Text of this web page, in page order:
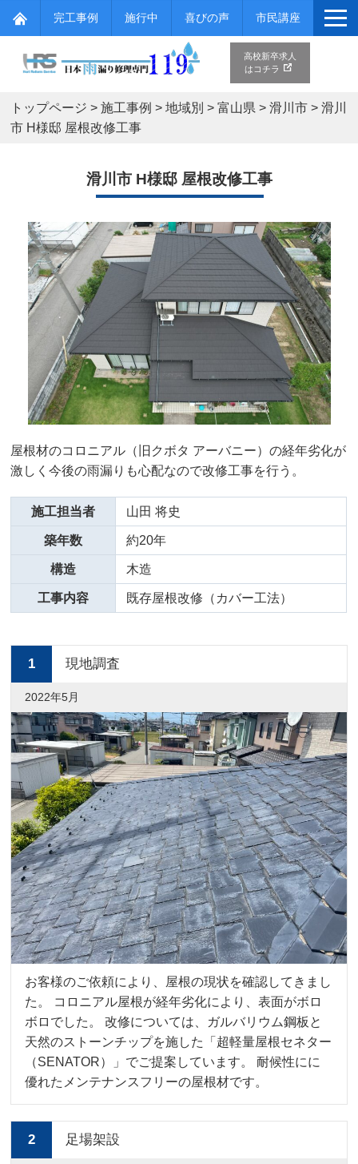
完工事例 施行中 喜びの声 市民講座
高校新卒求人
はコチラ
トップページ >施工事例 >地域別 >富山県 >滑川市 >滑川
市 H様邸 屋根改修工事
滑川市 H様邸 屋根改修工事
屋根材のコロニアル（旧クボタ アーバニー）の経年劣化が
激しく今後の雨漏りも心配なので改修工事を行う。
施工担当者 山田 将史
築年数 約20年
構造 木造
工事内容 既存屋根改修（カバー工法）
1 現地調査
2022年5月
お客様のご依頼により、屋根の現状を確認してきまし
た。 コロニアル屋根が経年劣化により、表面がボロ
ボロでした。 改修については、ガルバリウム鋼板と
天然のストーンチップを施した「超軽量屋根セネター
（SENATOR）」でご提案しています。 耐候性にに
優れたメンテナンスフリーの屋根材です。
2 足場架設